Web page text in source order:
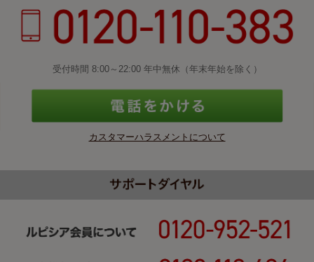
受付時間 8:00～22:00 年中無休（年末年始を除く）
カスタマーハラスメントについて